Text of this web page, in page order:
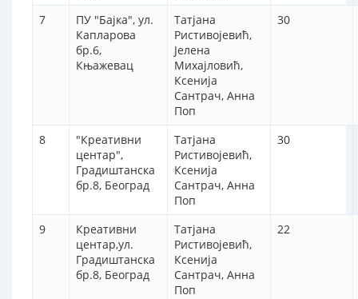
7
ПУ "Бајка", ул.
Капларова
бр.6,
Књажевац
Татјана
Ристивојевић,
Јелена
Михајловић,
Ксенија
Сантрач, Анна
Поп
30
8
"Креативни
центар",
Градиштанска
бр.8, Београд
Татјана
Ристивојевић,
Ксенија
Сантрач, Анна
Поп
30
9
Креативни
центар,ул.
Градиштанска
бр.8, Београд
Татјана
Ристивојевић,
Ксенија
Сантрач, Анна
Поп
22